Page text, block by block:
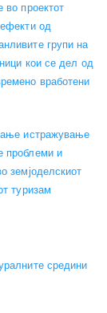
во проектот
од
групи на
кои се дел од
вработени
истражување
проблеми и
земјоделскиот
туризам
средини